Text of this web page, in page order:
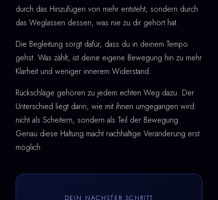
durch das Hinzufügen von mehr entsteht, sondern durch
das Weglassen dessen, was nie zu dir gehört hat.
Die Begleitung sorgt dafür, dass du in deinem Tempo
gehst. Was zählt, ist deine eigene Bewegung hin zu mehr
Klarheit und weniger innerem Widerstand.
Rückschläge gehören zu jedem echten Weg dazu. Der
Unterschied liegt darin, wie mit ihnen umgegangen wird:
nicht als Scheitern, sondern als Teil der Bewegung.
Genau diese Haltung macht nachhaltige Veränderung erst
möglich.
DEIN NÄCHSTER SCHRITT